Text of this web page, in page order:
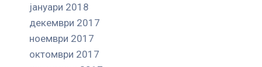
јануари 2018
декември 2017
ноември 2017
октомври 2017